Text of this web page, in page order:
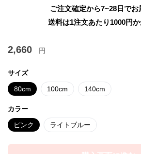
ご注文確定から7~28日でお
送料は1注文あたり 1000円
2,660 円
サイズ
80cm 100cm 140cm
カラー
ピンク ライトブルー